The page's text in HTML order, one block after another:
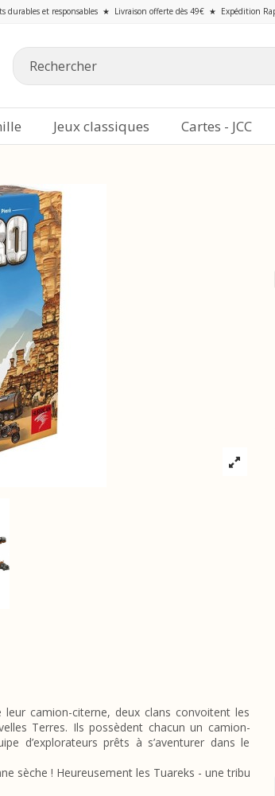
durables et responsables ★ Livraison offerte dès 49€ ★ Expédition
Jeux classiques Cartes - JCC
camion-citerne, deux clans convoitent les
Terres. Ils possèdent chacun un camion-
d’explorateurs prêts à s’aventurer dans le
sèche ! Heureusement les Tuareks - une tribu